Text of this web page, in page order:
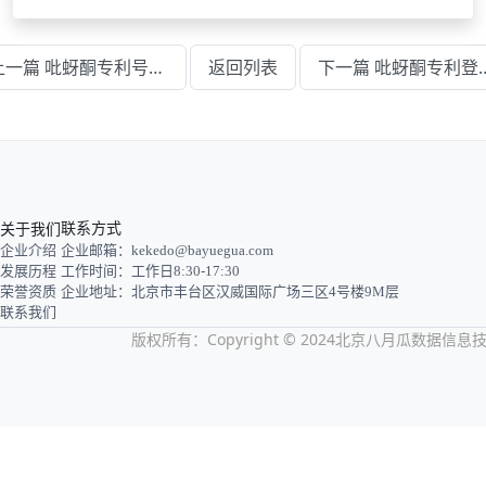
上一篇 吡蚜酮专利号格式及查询方式说明 返回列表 下一篇 吡
关于我们
企业介绍
发展历程
荣誉资质
联系我们
联系方式
企业邮箱：kekedo@bayuegua.com
工作时间：工作日8:30-17:30
企业地址：北京市丰台区汉威国际广场三区4号楼9M层
版权所有：Copyright © 2024北京八月瓜数据信息